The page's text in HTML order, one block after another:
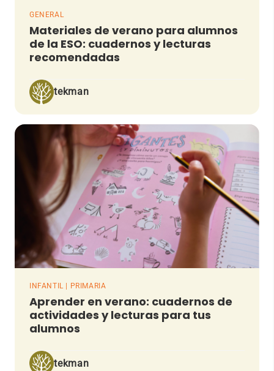
GENERAL
Materiales de verano para alumnos
de la ESO: cuadernos y lecturas
recomendadas
tekman
INFANTIL | PRIMARIA
Aprender en verano: cuadernos de
actividades y lecturas para tus
alumnos
tekman